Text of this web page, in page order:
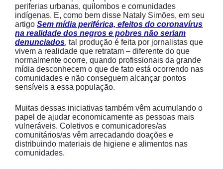
periferias urbanas, quilombos e comunidades
indígenas. E, como bem disse Nataly Simões, em seu
artigo Sem mídia periférica, efeitos do coronavírus
na realidade dos negros e pobres não seriam
denunciados, tal produção é feita por jornalistas que
vivem a realidade que retratam – diferente do que
normalmente ocorre, quando profissionais da grande
mídia desconhecem o que de fato está ocorrendo nas
comunidades e não conseguem alcançar pontos
sensíveis a essa população.
Muitas dessas iniciativas também vêm acumulando o
papel de ajudar economicamente as pessoas mais
vulneráveis. Coletivos e comunicadores/as
comunitários/as vêm arrecadando doações e
distribuindo materiais de higiene e alimentos nas
comunidades.